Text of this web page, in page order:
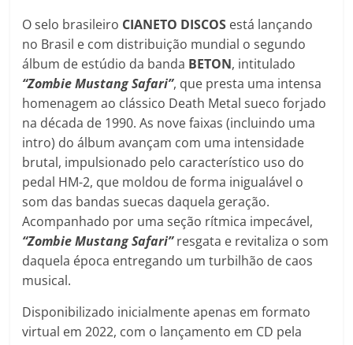
O selo brasileiro CIANETO DISCOS está lançando
no Brasil e com distribuição mundial o segundo
álbum de estúdio da banda BETON, intitulado
“Zombie Mustang Safari”, que presta uma intensa
homenagem ao clássico Death Metal sueco forjado
na década de 1990. As nove faixas (incluindo uma
intro) do álbum avançam com uma intensidade
brutal, impulsionado pelo característico uso do
pedal HM-2, que moldou de forma inigualável o
som das bandas suecas daquela geração.
Acompanhado por uma seção rítmica impecável,
“Zombie Mustang Safari”resgata e revitaliza o som
daquela época entregando um turbilhão de caos
musical.
Disponibilizado inicialmente apenas em formato
virtual em 2022, com o lançamento em CD pela